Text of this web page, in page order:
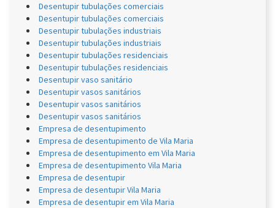
Desentupir tubulações comerciais
Desentupir tubulações comerciais
Desentupir tubulações industriais
Desentupir tubulações industriais
Desentupir tubulações residenciais
Desentupir tubulações residenciais
Desentupir vaso sanitário
Desentupir vasos sanitários
Desentupir vasos sanitários
Desentupir vasos sanitários
Empresa de desentupimento
Empresa de desentupimento de Vila Maria
Empresa de desentupimento em Vila Maria
Empresa de desentupimento Vila Maria
Empresa de desentupir
Empresa de desentupir Vila Maria
Empresa de desentupir em Vila Maria